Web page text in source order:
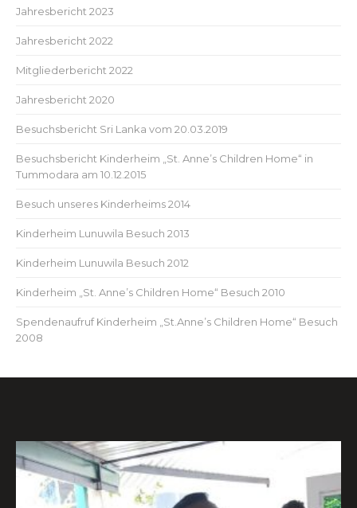
Jahresbericht 2023
Jahresbericht 2022
Mitgliederbericht 2022
Jahresbericht 2020
Besuchsbericht Sri Lanka vom 20.03.2019
Besuchsbericht Kinderheim „St. Anne’s Children Home“ in
Tummodara am 10.12.2015
Besuch unseres Kinderheims 2014
Kinderheim Lunuwila Besuch 2013
Kinderheim Lunuwila Besuch 2012
Kinderheim „St. Anne’s Children Home“ Besuch 2010
Spendenaufruf Kinderheim „St.Anne’s Children Home“ Besuch
2008